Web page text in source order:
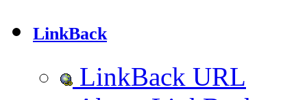
LinkBack
LinkBack URL